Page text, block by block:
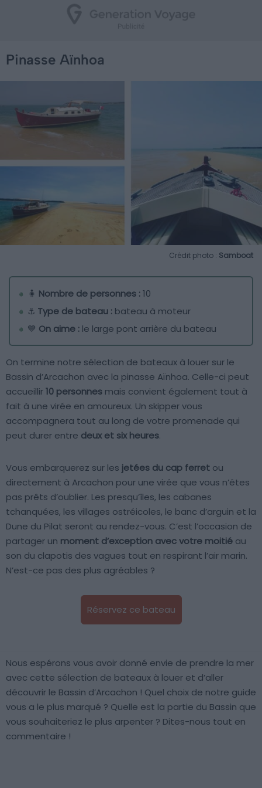
Pinasse Aïnhoa
Crédit photo : Samboat
🧍 Nombre de personnes :10
⚓ Type de bateau : bateau à moteur
💙 On aime : le large pont arrière du bateau
On termine notre sélection de bateaux à louer sur le
Bassin d’Arcachon avec la pinasse Aïnhoa. Celle-ci peut
accueillir10 personnes mais convient également tout à
fait à une virée en amoureux. Un skipper vous
accompagnera tout au long de votre promenade qui
peut durer entre deux et six heures.
Vous embarquerez sur les jetées du cap ferret ou
directement à Arcachon pour une virée que vous n’êtes
pas prêts d’oublier. Les presqu’îles, les cabanes
tchanquées, les villages ostréicoles, le banc d’arguin et la
Dune du Pilat seront au rendez-vous. C’est l’occasion de
partager un moment d’exception avec votre moitié au
son du clapotis des vagues tout en respirant l’air marin.
N’est-ce pas des plus agréables ?
Réservez ce bateau
Nous espérons vous avoir donné envie de prendre la mer
avec cette sélection de bateaux à louer et d’aller
découvrir le Bassin d’Arcachon ! Quel choix de notre guide
vous a le plus marqué ? Quelle est la partie du Bassin que
vous souhaiteriez le plus arpenter ? Dites-nous tout en
commentaire !